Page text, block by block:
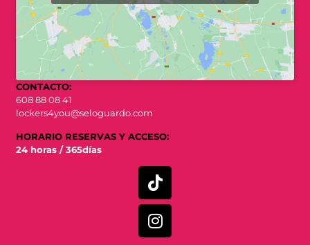
CONTACTO:
608 88 08 41
lockers4you@seloguardo.com
HORARIO RESERVAS Y ACCESO:
24 horas / 365días